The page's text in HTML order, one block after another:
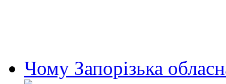
Чому Запорізька